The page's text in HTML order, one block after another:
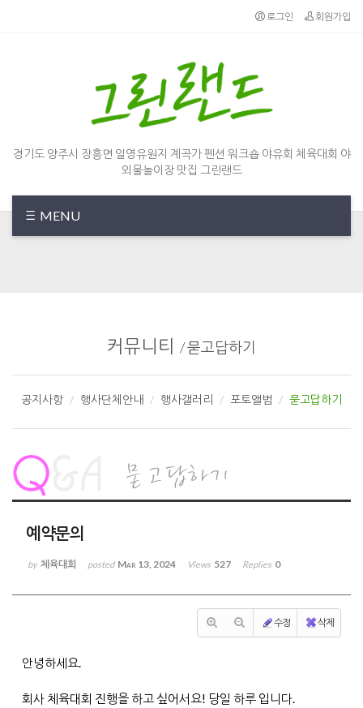
로그인 회원가입
경기도 양주시 장흥면 일영유원지 계곡가 펜션 워크숍 야유회 체육대회 야
외물놀이장 맛집 그린랜드
MENU
커뮤니티 /묻고답하기
공지사항 행사단체안내 행사갤러리 포토앨범 묻고답하기
예약문의
by 체육대회 posted Mar 13, 2024 Views 527 Replies 0
수정 삭제
안녕하세요.
회사 체육대회 진행을 하고 싶어서요! 당일 하루 입니다.